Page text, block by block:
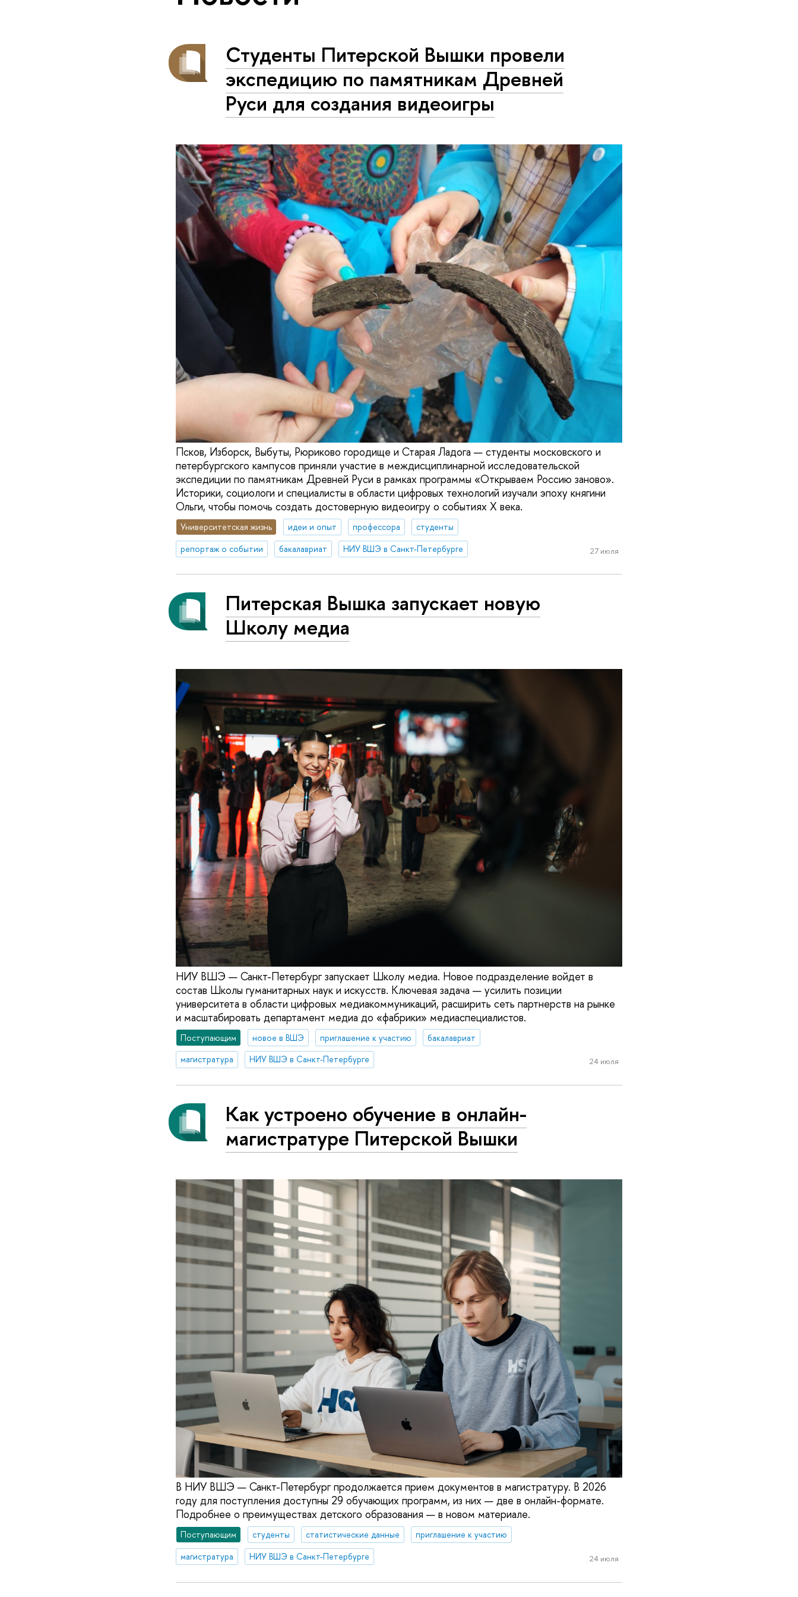
Студенты Питерской Вышки провели
экспедицию по памятникам Древней
Руси для создания видеоигры
Псков, Изборск, Выбуты, Рюриково городище и Старая Ладога — студенты московского и
петербургского кампусов приняли участие в междисциплинарной исследовательской
экспедиции по памятникам Древней Руси в рамках программы «Открываем Россию заново».
Историки, социологи и специалисты в области цифровых технологий изучали эпоху княгини
Ольги, чтобы помочь создать достоверную видеоигру о событиях X века.
Университетская жизнь идеи и опыт профессора
студенты
репортаж о событии
бакалавриат НИУ ВШЭ в Санкт-Петербурге 27 июля
Питерская Вышка запускает новую
Школу медиа
НИУ ВШЭ — Санкт-Петербург запускает Школу медиа. Новое подразделение войдет в
состав Школы гуманитарных наук и искусств. Ключевая задача — усилить позиции
университета в области цифровых медиакоммуникаций, расширить сеть партнерств на рынке
и масштабировать департамент медиа до «фабрики» медиаспециалистов.
Поступающим новое в ВШЭ приглашение к участию
бакалавриат
магистратура
НИУ ВШЭ в Санкт-Петербурге 24 июля
Как устроено обучение в онлайн-
магистратуре Питерской Вышки
В НИУ ВШЭ — Санкт-Петербург продолжается прием документов в магистратуру. В 2026
году для поступления доступны 29 обучающих программ, из них — две в онлайн-формате.
Подробнее о преимуществах детского образования — в новом материале.
Поступающим студенты статистические данные
приглашение к участию
магистратура
НИУ ВШЭ в Санкт-Петербурге 24 июля